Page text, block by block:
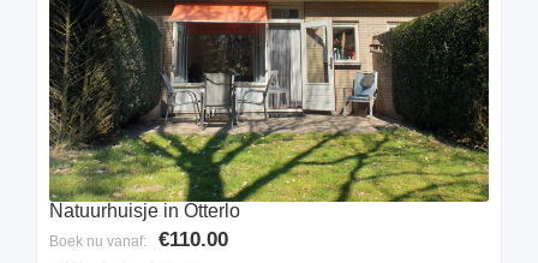
Natuurhuisje in Otterlo
Boek nu vanaf: €110.00